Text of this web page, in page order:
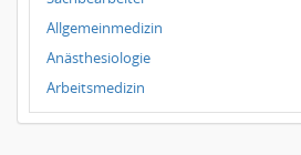
Ulm
Bielefeld
Hannover
Duisburg
Allgemeinmedizin
Anästhesiologie
Arbeitsmedizin
Augenheilkunde